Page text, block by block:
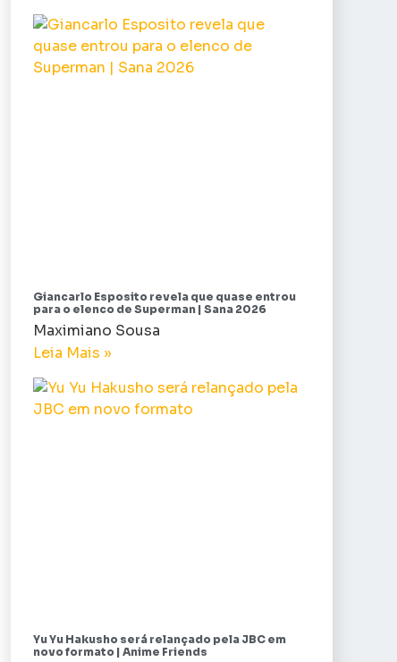
Giancarlo Esposito revela que quase entrou
para o elenco de Superman | Sana 2026
Maximiano Sousa
Leia Mais »
Yu Yu Hakusho será relançado pela JBC em
novo formato | Anime Friends